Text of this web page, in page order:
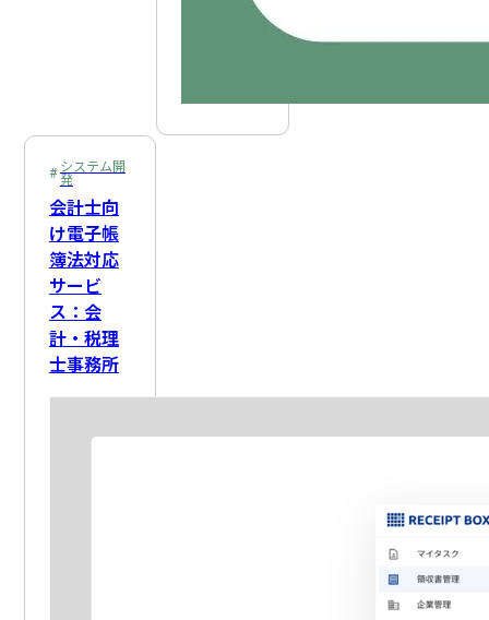
システム開
発
会計士向
け電子帳
簿法対応
サービ
ス：会
計・税理
士事務所